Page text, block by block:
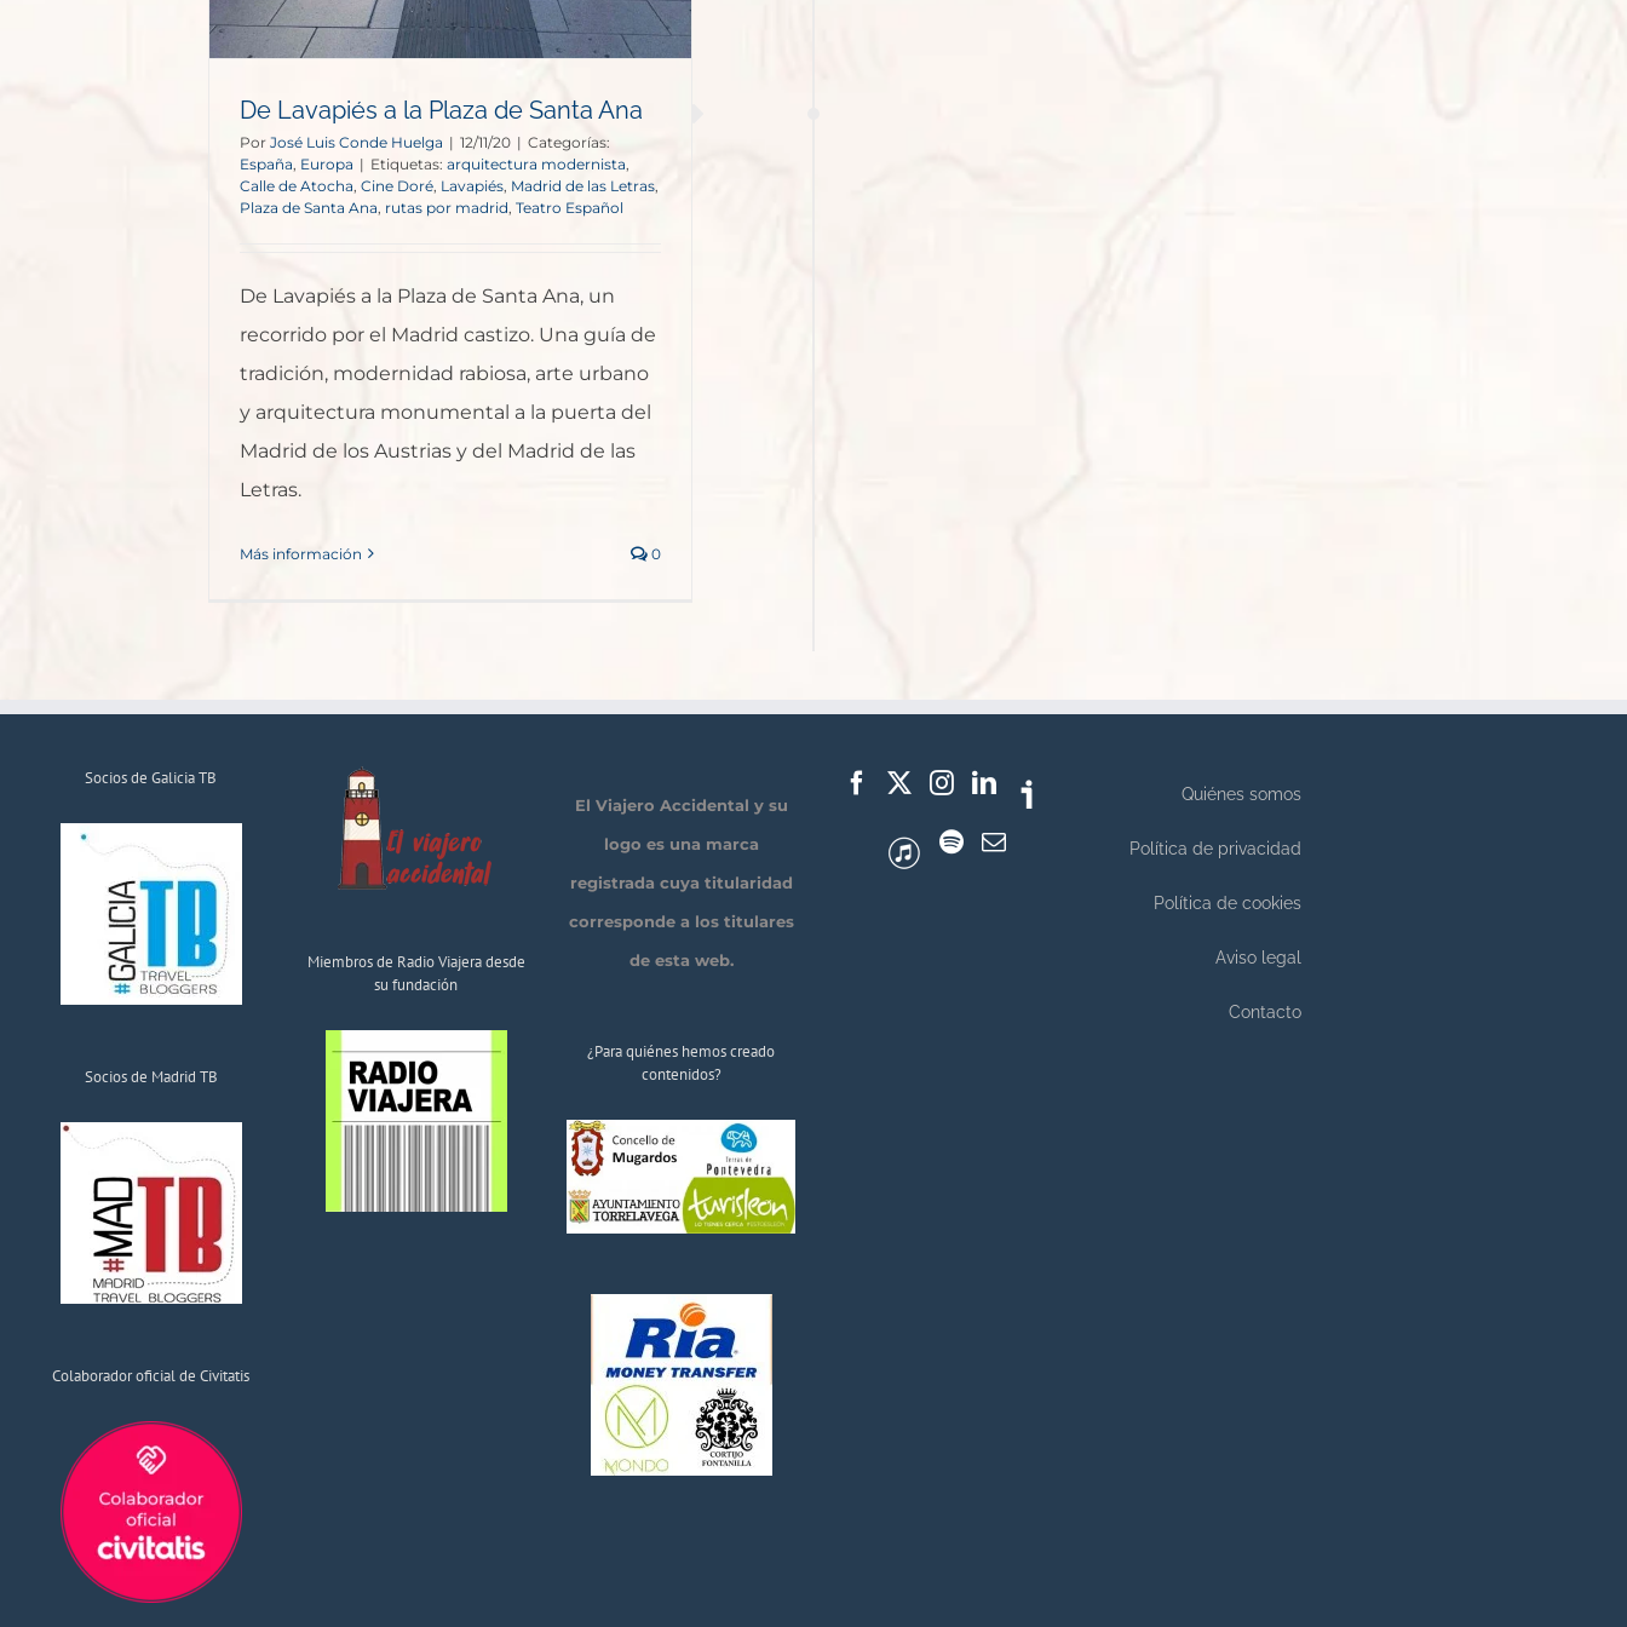
De Lavapiés a la Plaza de Santa Ana
Por José Luis Conde Huelga | 12/11/20 | Categorías:
España, Europa | Etiquetas: arquitectura modernista
Calle de Atocha Cine Doré Lavapiés Madrid de las Letras
Plaza de Santa Ana rutas por madrid, Teatro Español
De Lavapiés a la Plaza de Santa Ana, un
recorrido por el Madrid castizo. Una guía de
tradición, modernidad rabiosa, arte urbano
y arquitectura monumental a la puerta del
Madrid de los Austrias y del Madrid de las
Letras.
Más información 0
Socios de Galicia TB
Socios de Madrid TB
Colaborador oficial de Civitatis
Miembros de Radio Viajera desde
su fundación
El Viajero Accidental y su
logo es una marca
registrada cuya titularidad
corresponde a los titulares
de esta web.
¿Para quiénes hemos creado
contenidos?
Quiénes somos
Política de privacidad
Política de cookies
Aviso legal
Contacto